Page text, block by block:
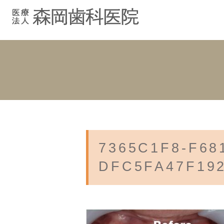
むし歯治療
小児歯科
院長紹介 院内紹介
院長ブログ スタッフブ
7365C1F8-